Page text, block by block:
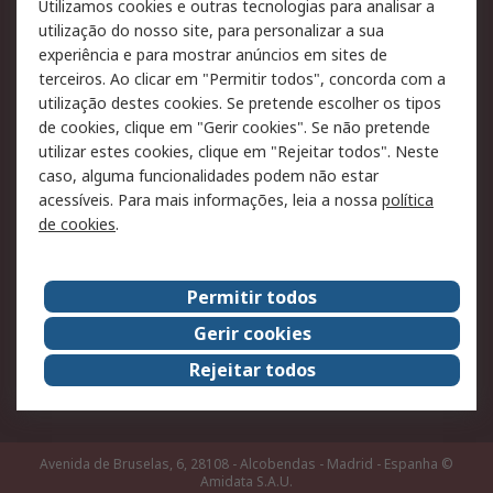
Pagamento e
faturação
Legal
Aviso legal
Política de cookies
Política de privacidade
- Atualizada
Segurança de emails
Condições de venda
Sobre a RS
A RS no mundo
RS Group
Sobre a RS
Trabalhar na RS
ESG
Avenida de Bruselas, 6, 28108 - Alcobendas - Madrid - Espanha ©
Amidata S.A.U.
Utilizamos cookies e outras tecnologias para analisar a
utilização do nosso site, para personalizar a sua
experiência e para mostrar anúncios em sites de
terceiros. Ao clicar em "Permitir todos", concorda com a
utilização destes cookies. Se pretende escolher os tipos
de cookies, clique em "Gerir cookies". Se não pretende
utilizar estes cookies, clique em "Rejeitar todos". Neste
caso, alguma funcionalidades podem não estar
acessíveis. Para mais informações, leia a nossa política
de cookies.
Permitir todos
Gerir cookies
Rejeitar todos